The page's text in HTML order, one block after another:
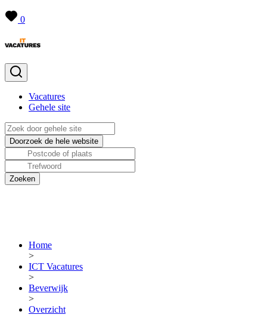
0
Vacatures
Gehele site
Home
>
ICT Vacatures
>
Beverwijk
>
Overzicht